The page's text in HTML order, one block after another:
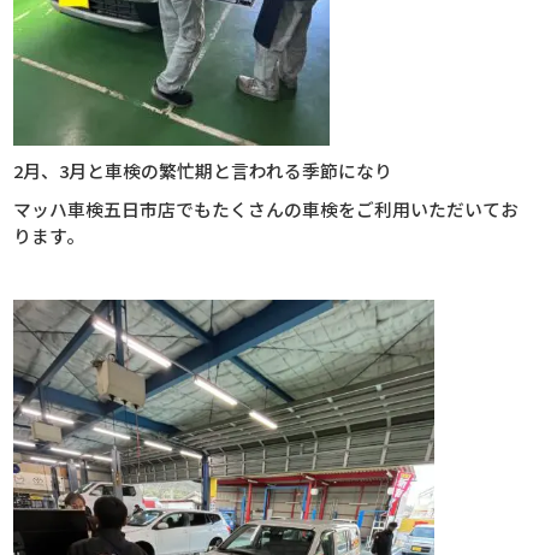
2月、3月と車検の繁忙期と言われる季節になり
マッハ車検五日市店でもたくさんの車検をご利用いただいてお
ります。